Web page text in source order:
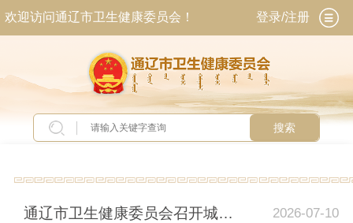
欢迎访问通辽市卫生健康委员会！ 登录/注册
搜索
当前位置：首页>专题专栏>优化营商环境
通辽市卫生健康委员会召开城市医疗集团建设工作推进会议 2026-07-10